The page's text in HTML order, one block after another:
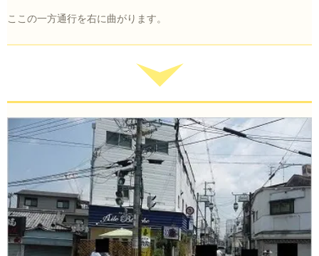
ここの一方通行を右に曲がります。